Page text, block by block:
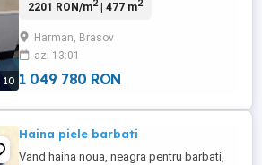
10
2201 RON/m2| 477 m2
Harman, Brasov
azi 13:01
1 049 780 RON
Haina piele barbati
Vand haina noua, neagra pentru barbati,